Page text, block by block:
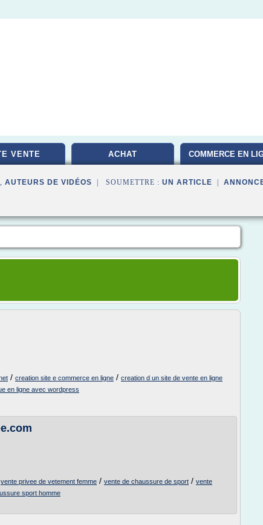
VENTE ACHAT COMMERCE EN
, AUTEURS DE VIDÉOS | SOUMETTRE : UN ARTICLE
/ creation site e commerce en ligne / creation d un site de vente en ligne
en ligne avec wordpress
vente privee de vetement femme / vente de chaussure de sport / vente
sport homme